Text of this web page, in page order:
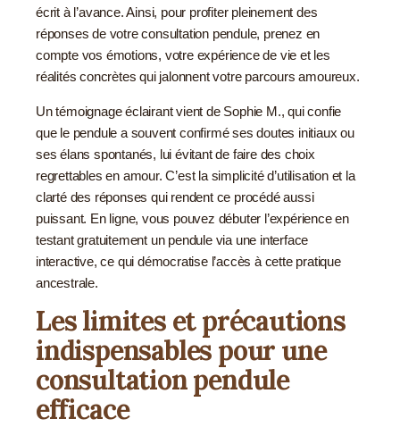
écrit à l’avance. Ainsi, pour profiter pleinement des
réponses de votre consultation pendule, prenez en
compte vos émotions, votre expérience de vie et les
réalités concrètes qui jalonnent votre parcours amoureux.
Un témoignage éclairant vient de Sophie M., qui confie
que le pendule a souvent confirmé ses doutes initiaux ou
ses élans spontanés, lui évitant de faire des choix
regrettables en amour. C’est la simplicité d’utilisation et la
clarté des réponses qui rendent ce procédé aussi
puissant. En ligne, vous pouvez débuter l’expérience en
testant gratuitement un pendule via une interface
interactive, ce qui démocratise l’accès à cette pratique
ancestrale.
Les limites et précautions
indispensables pour une
consultation pendule
efficace